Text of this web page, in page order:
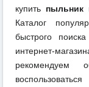
купить пыльник
Каталог
быстрого
интернет-
рекомендуем